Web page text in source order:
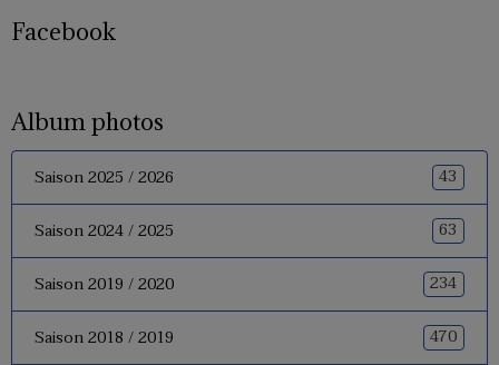
Facebook
Album photos
Saison 2025 / 2026 43
Saison 2024 / 2025 63
Saison 2019 / 2020 234
Saison 2018 / 2019 470